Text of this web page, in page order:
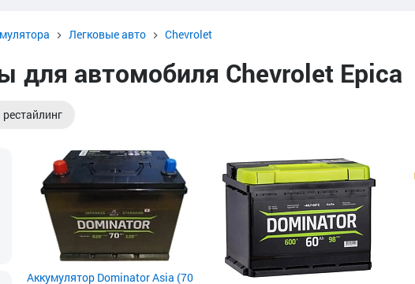
Легковые авто Chevrolet
для автомобиля Chevrolet Epica
Аккумулятор Dominator Asia (70